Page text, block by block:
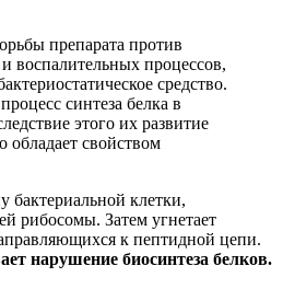
препарата против
воспалительных процессов,
средство.
синтеза белка в
этого их развитие
обладает свойством
бактериальной клетки,
рибосомы. Затем угнетает
к пептидной цепи.
нарушение биосинтеза белков.